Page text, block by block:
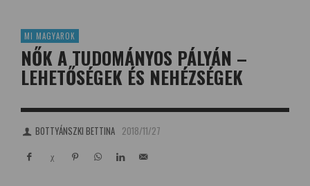
MI MAGYAROK
NŐK A TUDOMÁNYOS PÁLYÁN –
LEHETŐSÉGEK ÉS NEHÉZSÉGEK
BOTTYÁNSZKI BETTINA 2018/11/27